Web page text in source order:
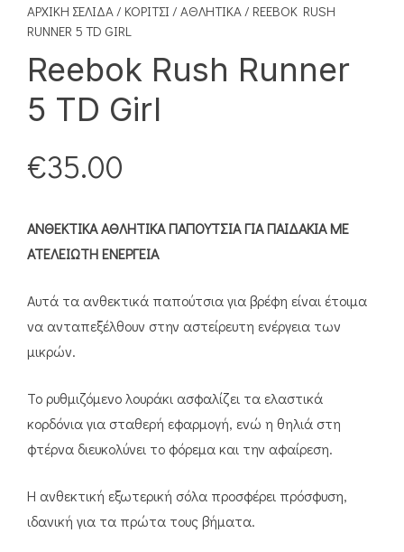
ΑΡΧΙΚΉ ΣΕΛΊΔΑ / ΚΟΡΊΤΣΙ / ΑΘΛΗΤΙΚΆ / REEBOK RUSH
RUNNER 5 TD GIRL
Reebok Rush Runner
5 TD Girl
€35.00
ΑΝΘΕΚΤΙΚΑ ΑΘΛΗΤΙΚΑ ΠΑΠΟΥΤΣΙΑ ΓΙΑ ΠΑΙΔΑΚΙΑ ΜΕ
ΑΤΕΛΕΙΩΤΗ ΕΝΕΡΓΕΙΑ
Αυτά τα ανθεκτικά παπούτσια για βρέφη είναι έτοιμα
να ανταπεξέλθουν στην αστείρευτη ενέργεια των
μικρών.
Το ρυθμιζόμενο λουράκι ασφαλίζει τα ελαστικά
κορδόνια για σταθερή εφαρμογή, ενώ η θηλιά στη
φτέρνα διευκολύνει το φόρεμα και την αφαίρεση.
Η ανθεκτική εξωτερική σόλα προσφέρει πρόσφυση,
ιδανική για τα πρώτα τους βήματα.